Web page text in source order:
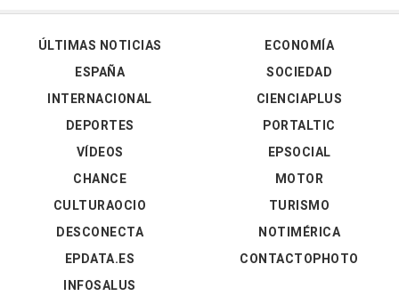
ÚLTIMAS NOTICIAS
ESPAÑA
INTERNACIONAL
DEPORTES
VÍDEOS
ECONOMÍA
SOCIEDAD
CIENCIAPLUS
PORTALTIC
EPSOCIAL
CHANCE
CULTURAOCIO
DESCONECTA
EPDATA.ES
INFOSALUS
MOTOR
TURISMO
NOTIMÉRICA
CONTACTOPHOTO